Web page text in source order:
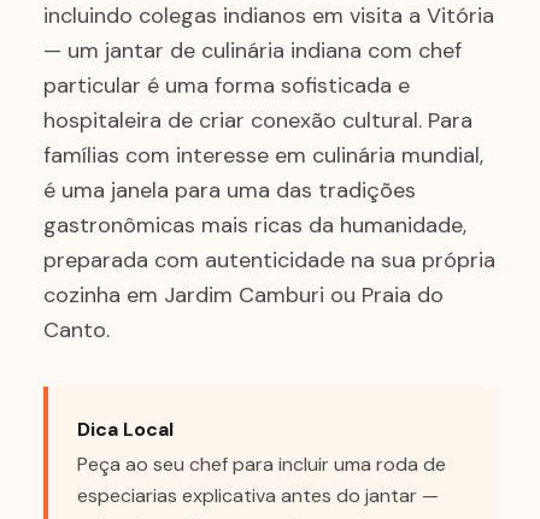
incluindo colegas indianos em visita a Vitória
— um jantar de culinária indiana com chef
particular é uma forma sofisticada e
hospitaleira de criar conexão cultural. Para
famílias com interesse em culinária mundial,
é uma janela para uma das tradições
gastronômicas mais ricas da humanidade,
preparada com autenticidade na sua própria
cozinha em Jardim Camburi ou Praia do
Canto.
Dica Local
Peça ao seu chef para incluir uma roda de
especiarias explicativa antes do jantar —